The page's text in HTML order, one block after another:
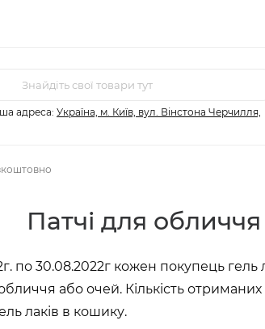
адреса: Україна, м. Київ, вул. Вінстона Черчилля,
Патчі для
по 30.08.2022г кожен покупець
або очей. Кількість отриманих
лаків в кошику.